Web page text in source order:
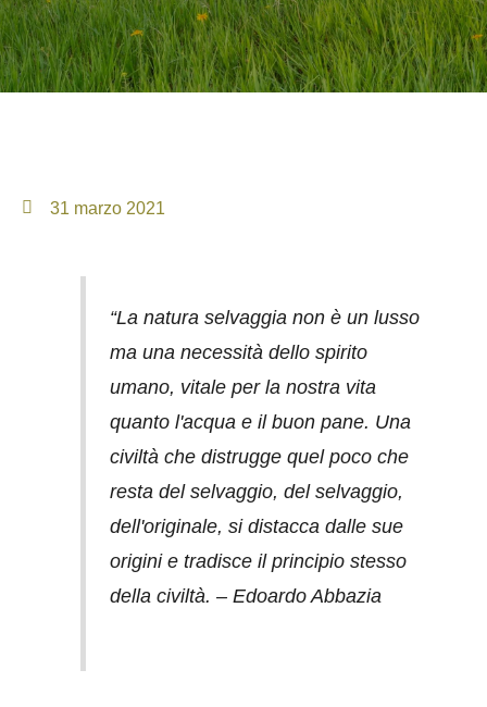
31 marzo 2021
“La natura selvaggia non è un lusso
ma una necessità dello spirito
umano, vitale per la nostra vita
quanto l'acqua e il buon pane. Una
civiltà che distrugge quel poco che
resta del selvaggio, del selvaggio,
dell'originale, si distacca dalle sue
origini e tradisce il principio stesso
della civiltà. – Edoardo Abbazia